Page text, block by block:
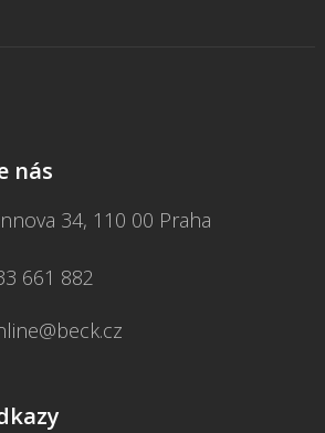
nás
34, 110 00 Praha
661 882